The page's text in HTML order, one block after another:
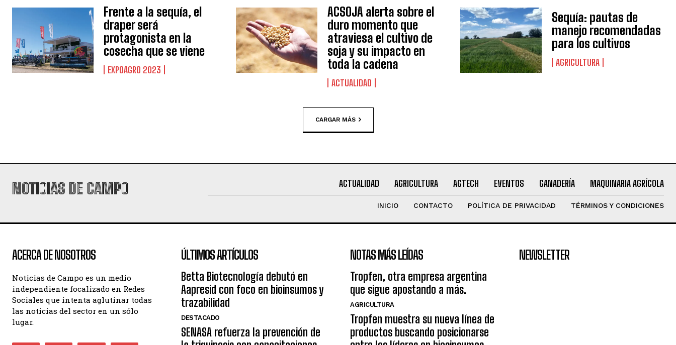
Frente a la sequía, el
draper será
protagonista en la
cosecha que se viene
EXPOAGRO 2023
ACSOJA alerta sobre el
duro momento que
atraviesa el cultivo de
soja y su impacto en
toda la cadena
ACTUALIDAD
Sequía: pautas de
manejo recomendadas
para los cultivos
AGRICULTURA
CARGAR MÁS
NOTICIAS DE CAMPO ACTUALIDAD AGRICULTURA AGTECH EVENTOS GANADERÍA MAQUINARIA AGRÍCOLA
INICIO CONTACTO POLÍTICA DE PRIVACIDAD TÉRMINOS Y CONDICIONES
ACERCA DE NOSOTROS
Noticias de Campo es un medio
independiente focalizado en Redes
Sociales que intenta aglutinar todas
las noticias del sector en un sólo
lugar.
ÚLTIMOS ARTÍCULOS
Betta Biotecnología debutó en
Aapresid con foco en bioinsumos y
trazabilidad
DESTACADO
SENASA refuerza la prevención de
NOTAS MÁS LEÍDAS
Tropfen, otra empresa argentina
que sigue apostando a más.
AGRICULTURA
Tropfen muestra su nueva línea de
productos buscando posicionarse
NEWSLETTER